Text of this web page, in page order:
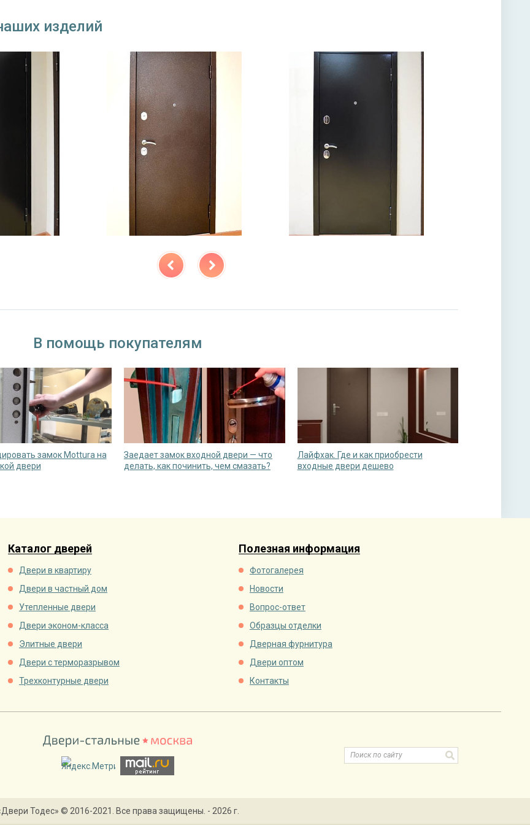
изделий
В помощь покупателям
замок Mottura на
двери
Заедает замок входной двери — что
делать, как починить, чем смазать?
Лайфхак. Где и как приобрести
входные двери дешево
Каталог дверей
Двери в квартиру
Двери в частный дом
Утепленные двери
Двери эконом-класса
Элитные двери
Двери с терморазрывом
Трехконтурные двери
Полезная информация
Фотогалерея
Новости
Вопрос-ответ
Образцы отделки
Дверная фурнитура
Двери оптом
Контакты
Тодес» © 2016-2021. Все права защищены. - 2026 г.